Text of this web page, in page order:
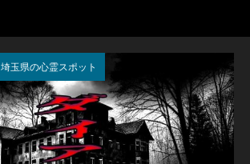
埼玉県の心霊スポット